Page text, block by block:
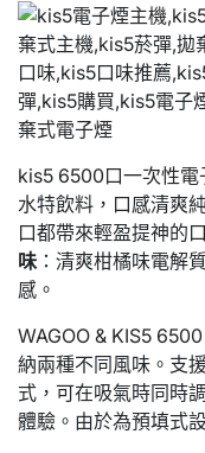
kis5 6500口一次性電
水特飲料，口感清爽
口都帶來輕盈提神的
味 ：清爽柑橘味電解
感。
WAGOO & KIS5
納兩種不同風味。支
式，可在吸氣時同時
體驗。由於為預填式